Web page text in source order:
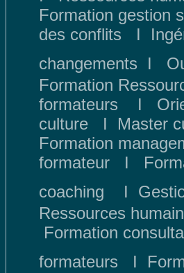
Formation gestion
des conflits I
changements
I
Formation
formateurs I
culture I Master
Formation
formateur I
coaching I
Ressources
Formation
formateurs I